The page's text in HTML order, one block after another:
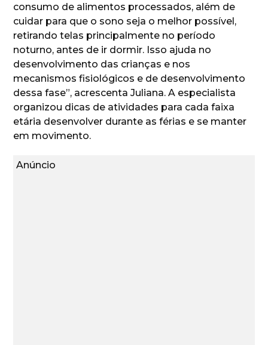
consumo de alimentos processados, além de
cuidar para que o sono seja o melhor possível,
retirando telas principalmente no período
noturno, antes de ir dormir. Isso ajuda no
desenvolvimento das crianças e nos
mecanismos fisiológicos e de desenvolvimento
dessa fase”, acrescenta Juliana. A especialista
organizou dicas de atividades para cada faixa
etária desenvolver durante as férias e se manter
em movimento.
Anúncio